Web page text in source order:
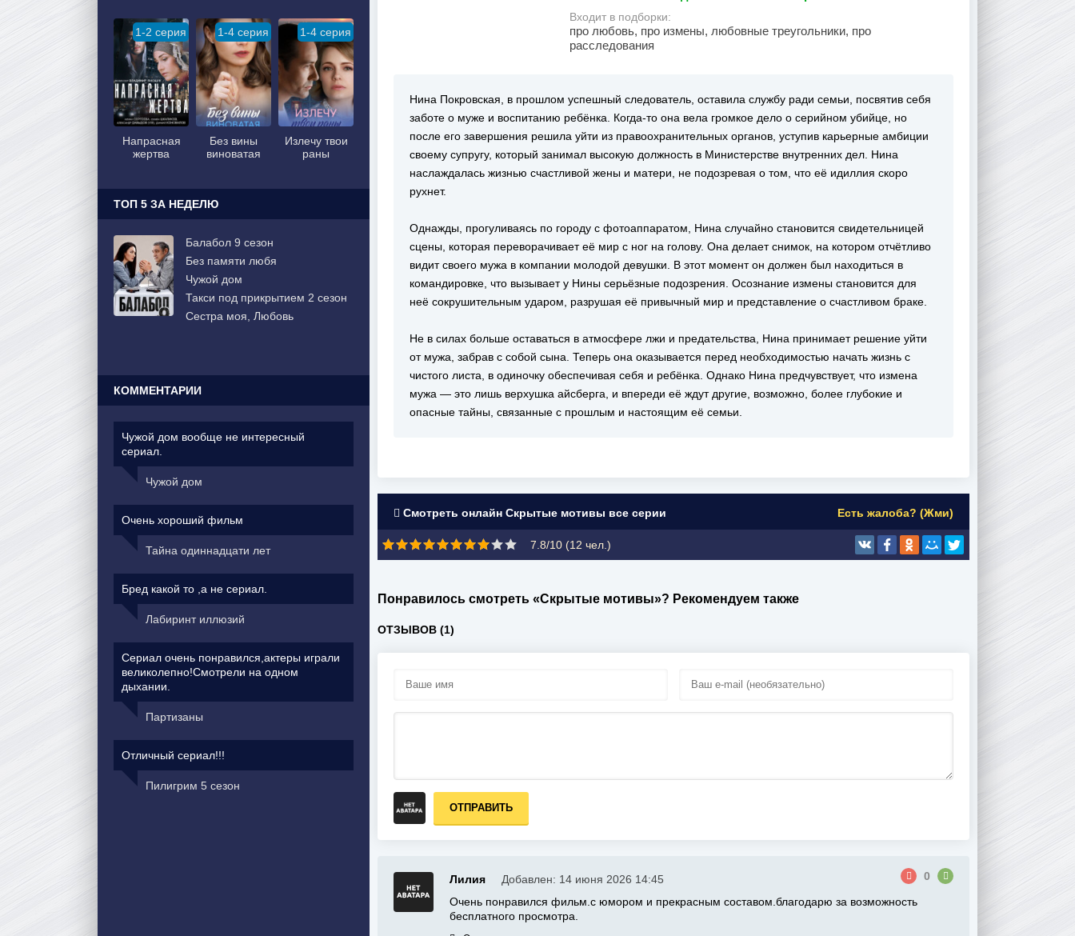
Входит в подборки:
про любовь, про измены, любовные треугольники, про
расследования
Нина Покровская, в прошлом успешный следователь, оставила службу ради семьи, посвятив себя
заботе о муже и воспитанию ребёнка. Когда-то она вела громкое дело о серийном убийце, но
после его завершения решила уйти из правоохранительных органов, уступив карьерные амбиции
своему супругу, который занимал высокую должность в Министерстве внутренних дел. Нина
наслаждалась жизнью счастливой жены и матери, не подозревая о том, что её идиллия скоро
рухнет.
Однажды, прогуливаясь по городу с фотоаппаратом, Нина случайно становится свидетельницей
сцены, которая переворачивает её мир с ног на голову. Она делает снимок, на котором отчётливо
видит своего мужа в компании молодой девушки. В этот момент он должен был находиться в
командировке, что вызывает у Нины серьёзные подозрения. Осознание измены становится для
неё сокрушительным ударом, разрушая её привычный мир и представление о счастливом браке.
Не в силах больше оставаться в атмосфере лжи и предательства, Нина принимает решение уйти
от мужа, забрав с собой сына. Теперь она оказывается перед необходимостью начать жизнь с
чистого листа, в одиночку обеспечивая себя и ребёнка. Однако Нина предчувствует, что измена
мужа — это лишь верхушка айсберга, и впереди её ждут другие, возможно, более глубокие и
опасные тайны, связанные с прошлым и настоящим её семьи.
Смотреть онлайн Скрытые мотивы все серии Есть жалоба? (Жми)
7.8/10 (12 чел.)
Понравилось смотреть «Скрытые мотивы»? Рекомендуем также
ОТЗЫВОВ (1)
ОТПРАВИТЬ
Лилия Добавлен: 14 июня 2026 14:45
0
Очень понравился фильм.с юмором и прекрасным составом.благодарю за возможность
бесплатного просмотра.
1-2 серия
Напрасная
жертва
1-4 серия
Без вины
виноватая
1-4 серия
Излечу твои
раны
ТОП 5 ЗА НЕДЕЛЮ
Балабол 9 сезон
Без памяти любя
Чужой дом
Такси под прикрытием 2 сезон
Сестра моя, Любовь
КОММЕНТАРИИ
Чужой дом вообще не интересный
сериал.
Чужой дом
Очень хороший фильм
Тайна одиннадцати лет
Бред какой то ,а не сериал.
Лабиринт иллюзий
Сериал очень понравился,актеры играли
великолепно!Смотрели на одном
дыхании.
Партизаны
Отличный сериал!!!
Пилигрим 5 сезон